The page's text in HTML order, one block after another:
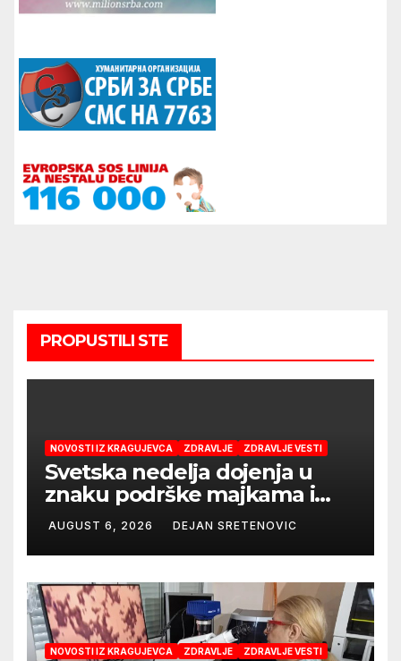
PROPUSTILI STE
NOVOSTI IZ KRAGUJEVCA ZDRAVLJE ZDRAVLJE VESTI
Svetska nedelja dojenja u
znaku podrške majkama i
najboljeg početka života
AUGUST 6, 2026 DEJAN SRETENOVIC
NOVOSTI IZ KRAGUJEVCA ZDRAVLJE ZDRAVLJE VESTI